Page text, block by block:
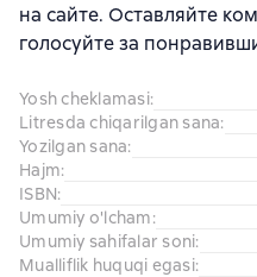
на сайте. Оставляйте
голосуйте за
Yosh cheklamasi:
Litresda chiqarilgan sana:
Yozilgan sana:
Hajm:
ISBN:
Umumiy o'lcham:
Umumiy sahifalar soni:
Mualliflik huquqi egasi: